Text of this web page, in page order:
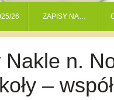
26 ZAPISY NA…
Nakle n.
–